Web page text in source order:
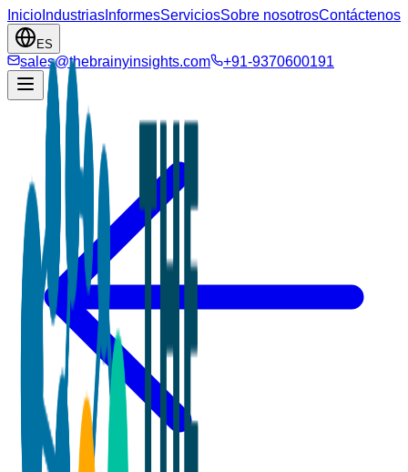
Inicio Industrias InformesServiciosSobre nosotrosContáctenos
ES
sales@thebrainyinsights.com +91-9370600191